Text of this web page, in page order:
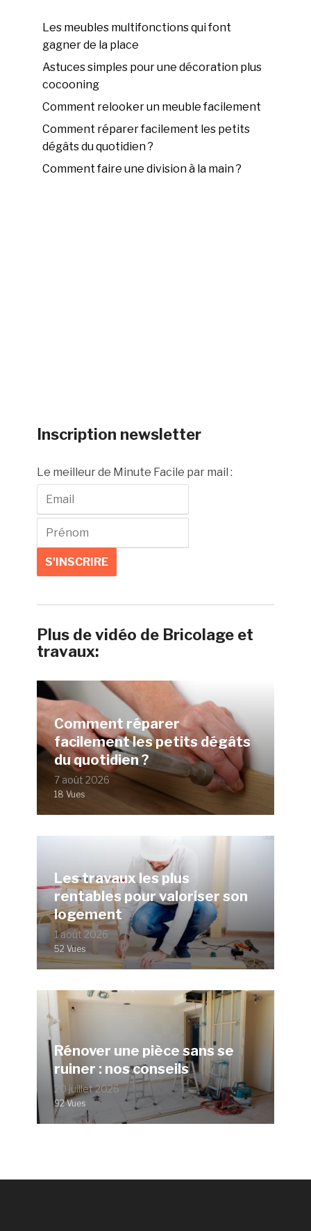
Les meubles multifonctions qui font
gagner de la place
Astuces simples pour une décoration plus
cocooning
Comment relooker un meuble facilement
Comment réparer facilement les petits
dégâts du quotidien ?
Comment faire une division à la main ?
Inscription newsletter
Le meilleur de Minute Facile par mail :
Plus de vidéo de Bricolage et
travaux:
Comment réparer
facilement les petits dégâts
du quotidien ?
7 août 2026
18 Vues
Les travaux les plus
rentables pour valoriser son
logement
1 août 2026
52 Vues
Rénover une pièce sans se
ruiner : nos conseils
20 juillet 2026
92 Vues